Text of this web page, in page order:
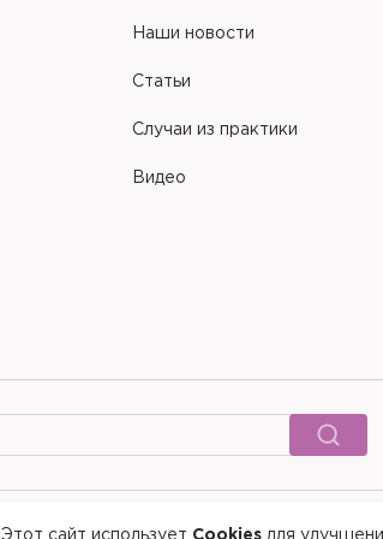
Этот сайт использует Cookies для
Наши новости
Статьи
Случаи из практики
Видео